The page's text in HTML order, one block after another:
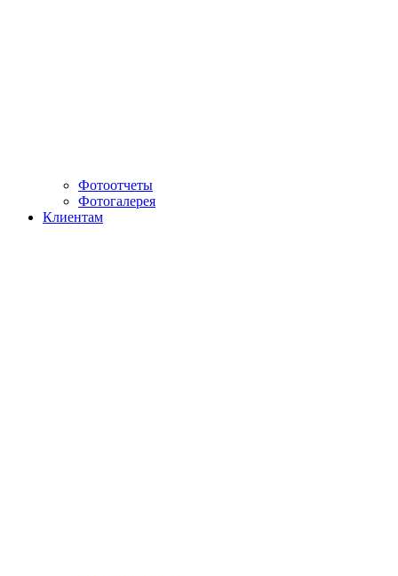
Фотоотчеты
Фотогалерея
Клиентам